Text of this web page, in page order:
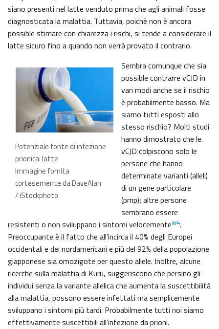
siano presenti nel latte venduto prima che agli animali fosse
diagnosticata la malattia. Tuttavia, poichè non è ancora
possible stimare con chiarezza i rischi, si tende a considerare il
latte sicuro fino a quando non verrà provato il contrario.
Potenziale fonte di infezione
prionica: latte
Immagine fornita
cortesemente da DaveAlan
/ iStockphoto
Sembra comunque che sia
possible contrarre vCJD in
vari modi anche se il rischio
è probabilmente basso. Ma
siamo tutti esposti allo
stesso rischio? Molti studi
hanno dimostrato che le
vCJD colpiscono solo le
persone che hanno
determinate varianti (alleli)
di un gene particolare
(prnp); altre persone
sembrano essere
resistenti o non sviluppano i sintomi velocementew4.
Preoccupante è il fatto che all’incirca il 40% degli Europei
occidentali e dei nordamericani e più del 92% della popolazione
giapponese sia omozigote per questo allele. Inoltre, alcune
ricerche sulla malattia di Kuru, suggeriscono che persino gli
individui senza la variante allelica che aumenta la suscettibilità
alla malattia, possono essere infettati ma semplicemente
sviluppano i sintomi più tardi. Probabilmente tutti noi siamo
effettivamente suscettibili all’infezione da prioni.